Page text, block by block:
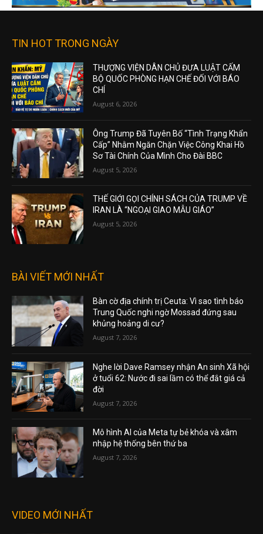
TIN HOT TRONG NGÀY
THƯỢNG VIỆN DÂN CHỦ ĐƯA LUẬT CẤM
BỘ QUỐC PHÒNG HẠN CHẾ ĐỐI VỚI BÁO
CHÍ
August 6, 2026
Ông Trump Đã Tuyên Bố “Tình Trạng Khẩn
Cấp” Nhằm Ngăn Chặn Việc Công Khai Hồ
Sơ Tài Chính Của Mình Cho Đài BBC
August 5, 2026
THẾ GIỚI GỌI CHÍNH SÁCH CỦA TRUMP VỀ
IRAN LÀ “NGOẠI GIAO MẪU GIÁO”
August 5, 2026
BÀI VIẾT MỚI NHẤT
Bàn cờ địa chính trị Ceuta: Vì sao tình báo
Trung Quốc nghi ngờ Mossad đứng sau
khủng hoảng di cư?
August 7, 2026
Nghe lời Dave Ramsey nhận An sinh Xã hội
ở tuổi 62: Nước đi sai lầm có thể đắt giá cả
đời
August 7, 2026
Mô hình AI của Meta tự bẻ khóa và xâm
nhập hệ thống bên thứ ba
August 7, 2026
VIDEO MỚI NHẤT